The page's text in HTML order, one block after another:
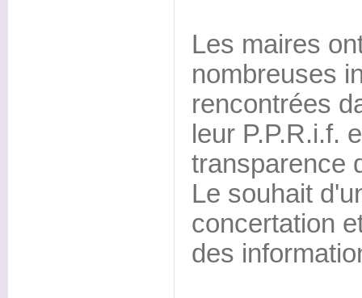
Les maires
nombreuses
rencontrées
leur P.P.R.i.f.
transparence
Le souhait
concertation
des